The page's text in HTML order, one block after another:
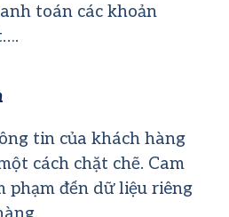
toán các khoản
tin của khách hàng
cách chặt chẽ. Cam
phạm đến dữ liệu riêng